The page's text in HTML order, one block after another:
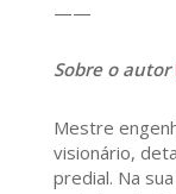
——
Sobre o autor
Mestre
visionário,
predial. Na